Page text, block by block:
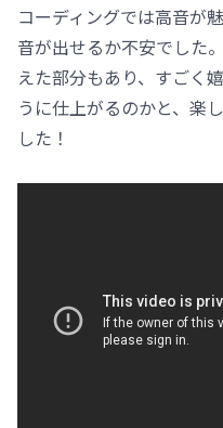
コーディングでは高音が
音が出せるか不安でした
えた部分もあり、すごく
うに仕上がるのかと、楽
した！